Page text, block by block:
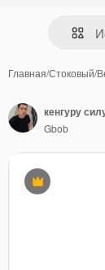
Главная/Стоковый/
Премиум
кенгуру
Gbob